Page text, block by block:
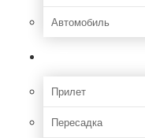
Автомобиль
Прилет
Пересадка